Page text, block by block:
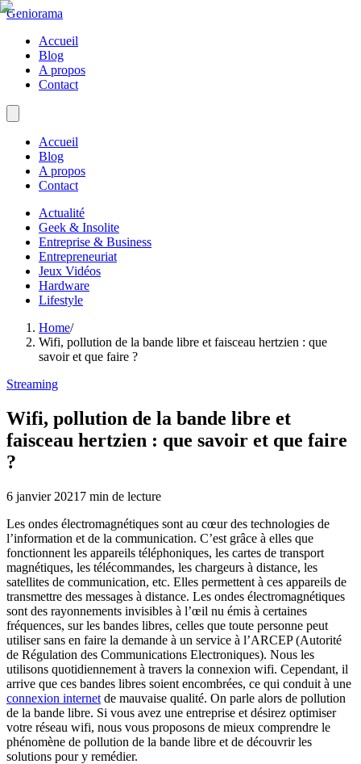
Geniorama
Accueil
Blog
A propos
Contact
Accueil
Blog
A propos
Contact
Actualité
Geek & Insolite
Entreprise & Business
Entrepreneuriat
Jeux Vidéos
Hardware
Lifestyle
Home/
Wifi, pollution de la bande libre et faisceau hertzien : que
savoir et que faire ?
Streaming
Wifi, pollution de la bande libre et
faisceau hertzien : que savoir et que faire
?
6 janvier 2021 7 min de lecture
Les ondes électromagnétiques sont au cœur des technologies de
l’information et de la communication. C’est grâce à elles que
fonctionnent les appareils téléphoniques, les cartes de transport
magnétiques, les télécommandes, les chargeurs à distance, les
satellites de communication, etc. Elles permettent à ces appareils de
transmettre des messages à distance. Les ondes électromagnétiques
sont des rayonnements invisibles à l’œil nu émis à certaines
fréquences, sur les bandes libres, celles que toute personne peut
utiliser sans en faire la demande à un service à l’ARCEP (Autorité
de Régulation des Communications Electroniques). Nous les
utilisons quotidiennement à travers la connexion wifi. Cependant, il
arrive que ces bandes libres soient encombrées, ce qui conduit à une
connexion internet de mauvaise qualité. On parle alors de pollution
de la bande libre. Si vous avez une entreprise et désirez optimiser
votre réseau wifi, nous vous proposons de mieux comprendre le
phénomène de pollution de la bande libre et de découvrir les
solutions pour y remédier.